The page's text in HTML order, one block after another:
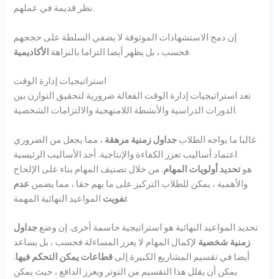
نظر قديمة في عملهم.
إن دمج الاستشهادات الموثوقة لا يضفي السلطة على حججهم
فحسب ، بل يظهر أيضا التزاما بالنزاهة الأكاديمية .
استراتيجيات إدارة الوقت
تعد استراتيجيات إدارة الوقت الفعالة ضرورية لتحقيق التوازن بين
الدورات الدراسية والأنشطة اللامنهجية والالتزامات الشخصية.
غالبا ما يواجه الطلاب جداول زمنية مرهقة ، مما يجعل من الضروري
اعتماد أساليب تعزز الكفاءة والإنتاجية. أحد الأساليب الرئيسية
هوتحديد أولويات المهام. من خلال تصنيف المهام بناء على الإلحاح
والأهمية ، يمكن للطلاب التركيز على ما يهم حقا ، مما يضمن عدم
تفويتالمواعيد النهائية المهمة.
تحديد المواعيد النهائية هو استراتيجية حاسمة أخرى. إن وضع جداول
زمنية شخصية لإكمال المهام لا يعزز المساءلة فحسب ، بل يساعد
أيضا في تقسيم المشاريع الكبيرة إلى قطاعات يمكن التحكم فيها.
يمكن أن يقلل هذا التقسيم من التوتر ويعزز الدافع ، حيث يمكن